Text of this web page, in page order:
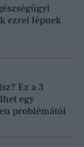
ezrei lépnek
Ez a 3
egy
problémától